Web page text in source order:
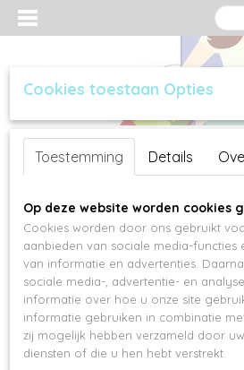
Inloggen Registreren
Cookies toestaan Opties
Toestemming Details
Op deze website worden cookies
Cookies worden door ons gebruikt
aanbieden van sociale media-functies
van informatie en advertenties.
sociale media-, advertentie- en
informatie over hoe u onze site
informatie gebruiken in combinatie
zij mogelijk hebben verzameld door
diensten of die u hen hebt verstrekt.